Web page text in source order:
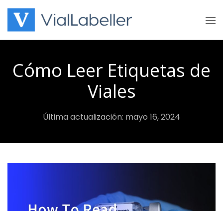
Skip
content
Cómo Leer Etiquetas de
Viales
Última actualización: mayo 16, 2024